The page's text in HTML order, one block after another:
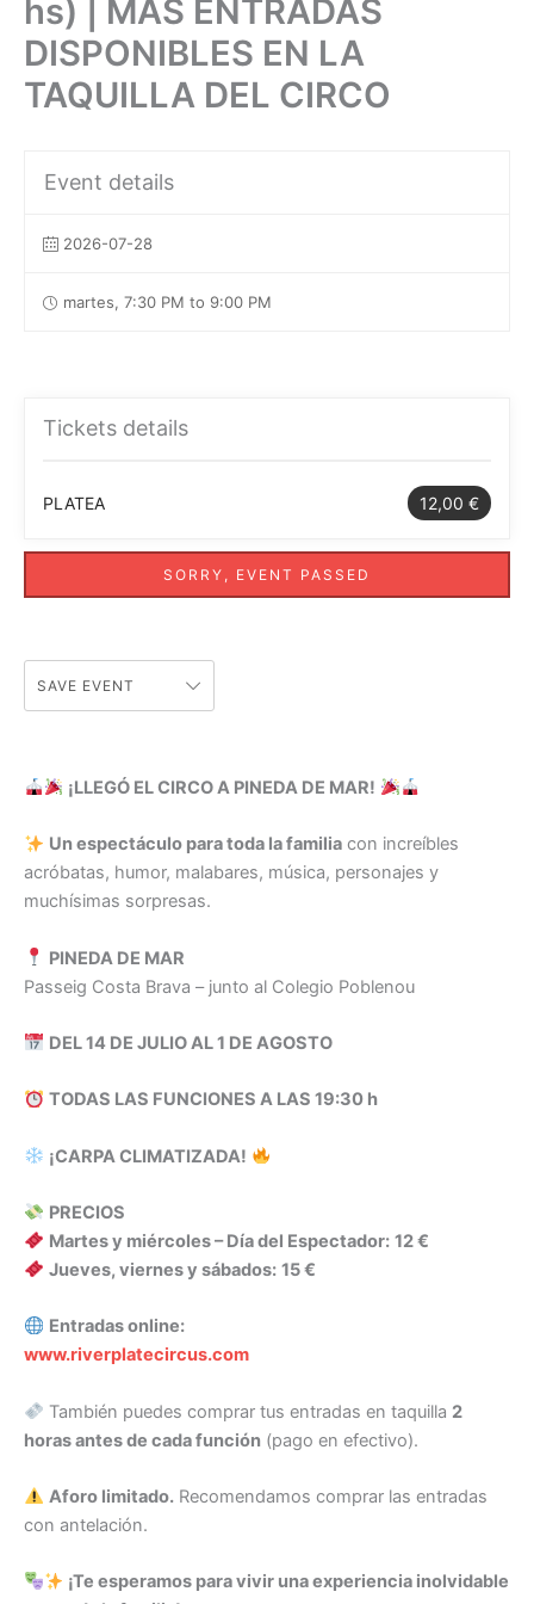
hs) | MÁS ENTRADAS
DISPONIBLES EN LA
TAQUILLA DEL CIRCO
Event details
2026-07-28
martes, 7:30 PM to 9:00 PM
Tickets details
12,00 €
PLATEA
SORRY, EVENT PASSED
SAVE EVENT
¡LLEGÓ EL CIRCO A PINEDA DE MAR!
Un espectáculo para toda la familiacon increíbles
acróbatas, humor, malabares, música, personajes y
muchísimas sorpresas.
PINEDA DE MAR
Passeig Costa Brava – junto al Colegio Poblenou
DEL 14 DE JULIO AL 1 DE AGOSTO
TODAS LAS FUNCIONES A LAS 19:30 h
¡CARPA CLIMATIZADA!
PRECIOS
Martes y miércoles – Día del Espectador: 12 €
Jueves, viernes y sábados: 15 €
Entradas online:
www.riverplatecircus.com
También puedes comprar tus entradas en taquilla 2
horas antes de cada función (pago en efectivo).
Aforo limitado.Recomendamos comprar las entradas
con antelación.
¡Te esperamos para vivir una experiencia inolvidable